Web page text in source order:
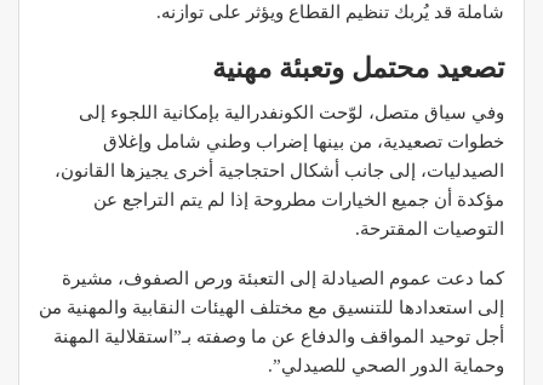
شاملة قد يُربك تنظيم القطاع ويؤثر على توازنه.
تصعيد محتمل وتعبئة مهنية
وفي سياق متصل، لوّحت الكونفدرالية بإمكانية اللجوء إلى
خطوات تصعيدية، من بينها إضراب وطني شامل وإغلاق
الصيدليات، إلى جانب أشكال احتجاجية أخرى يجيزها القانون،
مؤكدة أن جميع الخيارات مطروحة إذا لم يتم التراجع عن
التوصيات المقترحة.
كما دعت عموم الصيادلة إلى التعبئة ورص الصفوف، مشيرة
إلى استعدادها للتنسيق مع مختلف الهيئات النقابية والمهنية من
أجل توحيد المواقف والدفاع عن ما وصفته بـ”استقلالية المهنة
وحماية الدور الصحي للصيدلي”.